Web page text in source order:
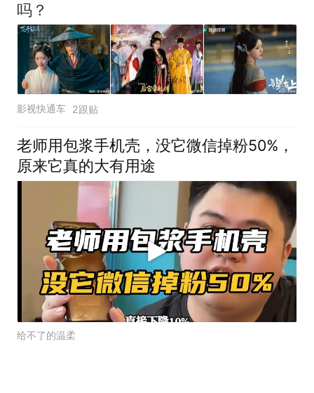
吗？
影视快通车 2跟贴
老师用包浆手机壳，没它微信掉粉50%，
原来它真的大有用途
给不了的温柔